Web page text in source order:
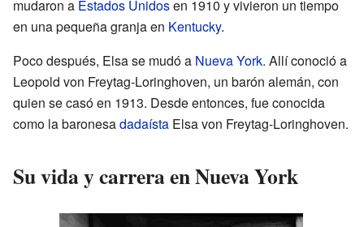
mudaron a Estados Unidosen 1910 y vivieron un tiempo
en una pequeña granja en Kentucky.
Poco después, Elsa se mudó a Nueva York. Allí conoció a
Leopold von Freytag-Loringhoven, un barón alemán, con
quien se casó en 1913. Desde entonces, fue conocida
como la baronesadadaísta Elsa von Freytag-Loringhoven.
Su vida y carrera en Nueva York